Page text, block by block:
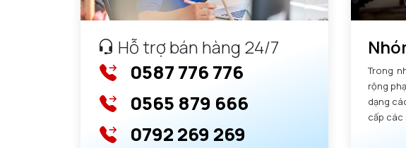
Hỗ trợ bán hàng 24/7
0587 776 776
0565 879 666
0792 269 269
Trong
rộng phạm vi hoạt động của mình để
dạng các ngành công
cấp các